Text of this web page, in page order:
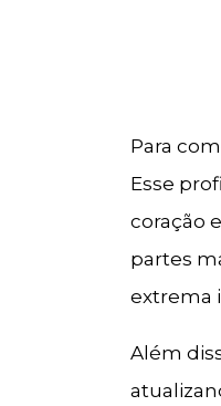
Para
Esse
coração
partes
extrema
Além